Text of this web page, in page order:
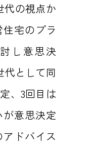
代の視点か
宅のプラ
し意思決
代として同
、3回目は
意思決定
ドバイス